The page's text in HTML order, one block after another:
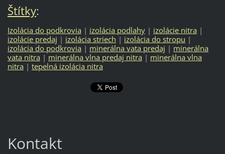
Štítky:
Izolácia do podkrovia | izolácia podlahy | izolácie nitra |
izolácie predaj | izolácia striech | izolácia do stropu |
izolácia do podkrovia | minerálna vata predaj | minerálna
vata nitra | minerálna vlna predaj nitra | minerálna vlna
nitra | tepelná izolácia nitra
Kontakt